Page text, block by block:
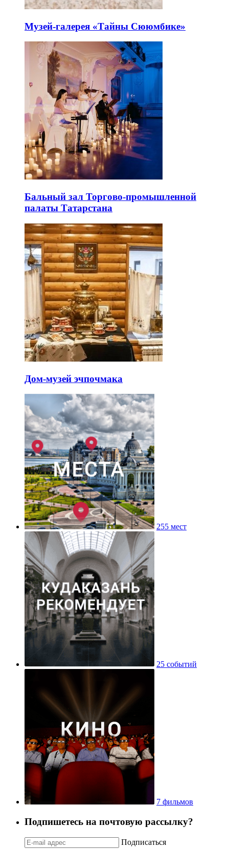
Музей-галерея «Тайны Сююмбике»
Бальный зал Торгово-промышленной
палаты Татарстана
Дом-музей эчпочмака
255 мест
25 событий
7 фильмов
Подпишетесь на почтовую рассылку?
Подписаться